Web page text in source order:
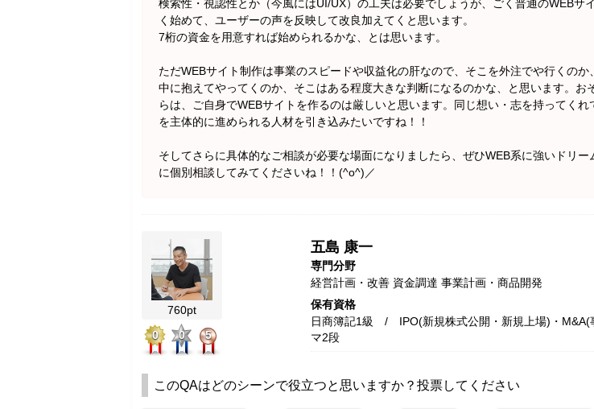
検索性・視認性とか（今風にはUI/UX）の工夫は必要でしょうが、ごく普通のWEBサ
く始めて、ユーザーの声を反映して改良加えてくと思います。
7桁の資金を用意すれば始められるかな、とは思います。
ただWEBサイト制作は事業のスピードや収益化の肝なので、そこを外注でや行くのか
中に抱えてやってくのか、そこはある程度大きな判断になるのかな、と思います。お
らは、ご自身でWEBサイトを作るのは厳しいと思います。同じ想い・志を持ってくれ
を主体的に進められる人材を引き込みたいですね！！
そしてさらに具体的なご相談が必要な場面になりましたら、ぜひWEB系に強いドリー
に個別相談してみてくださいね！！(^o^)／
760pt
0
0 5
五島 康一
専門分野
経営計画・改善 資金調達 事業計画・商品開発
保有資格
日商簿記1級 / IPO(新規株式公開・新規上場)・
マ2段
このQAはどのシーンで役立つと思いますか？投票してください